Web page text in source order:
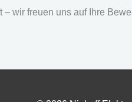
wir freuen uns auf Ihre